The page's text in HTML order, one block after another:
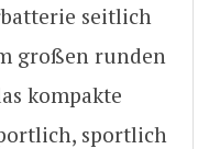
seitlich
großen runden
kompakte
sportlich